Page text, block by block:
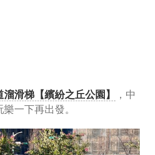
溜滑梯【繽紛之丘公園】
，中
一下再出發。